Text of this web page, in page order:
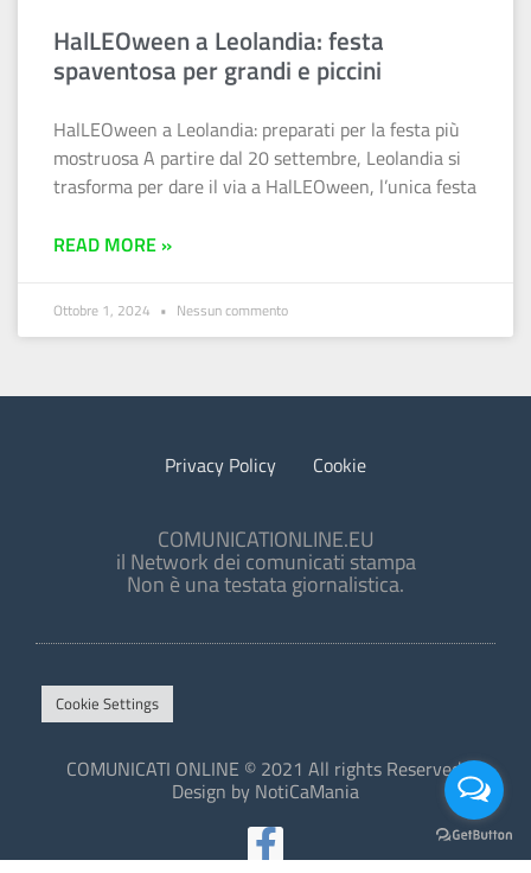
HalLEOween a Leolandia: festa
spaventosa per grandi e piccini
HalLEOween a Leolandia: preparati per la festa più
mostruosa A partire dal 20 settembre, Leolandia si
trasforma per dare il via a HalLEOween, l’unica festa
READ MORE »
Ottobre 1, 2024 Nessun commento
Privacy Policy Cookie
COMUNICATIONLINE.EU
il Network dei comunicati stampa
Non è una testata giornalistica.
Cookie Settings
COMUNICATI ONLINE © 2021 All rights Reserved.
Design by NotiCaMania